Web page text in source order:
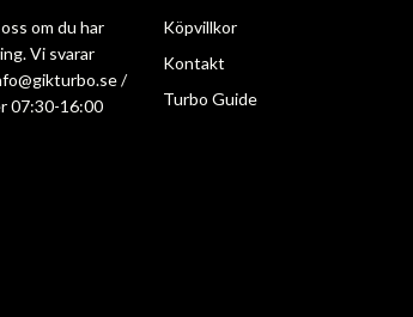
om du har
Vi svarar
/
07:30-16:00
Köpvillkor
Kontakt
Turbo Guide